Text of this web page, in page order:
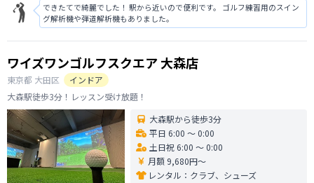
できたてで綺麗でした！ 駅から近いので便利です。 ゴルフ練習用のスイン
グ解析機や弾道解析機もありました。
ワイズワンゴルフスクエア 大森店
東京都 大田区
インドア
大森駅徒歩3分！レッスン受け放題！
大森駅から徒歩3分
平日 6:00 〜 0:00
土日祝 6:00 〜 0:00
月額 9,680円〜
レンタル： クラブ、シューズ